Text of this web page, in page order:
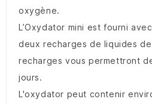
oxygène.
L’Oxydator mini est fourni
deux recharges de liquides
recharges vous permettront
jours.
L'oxydator peut contenir